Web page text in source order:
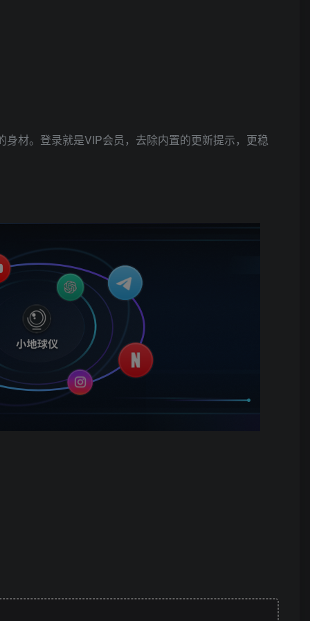
材。登录就是VIP会员，去除内置的更新提示，更稳